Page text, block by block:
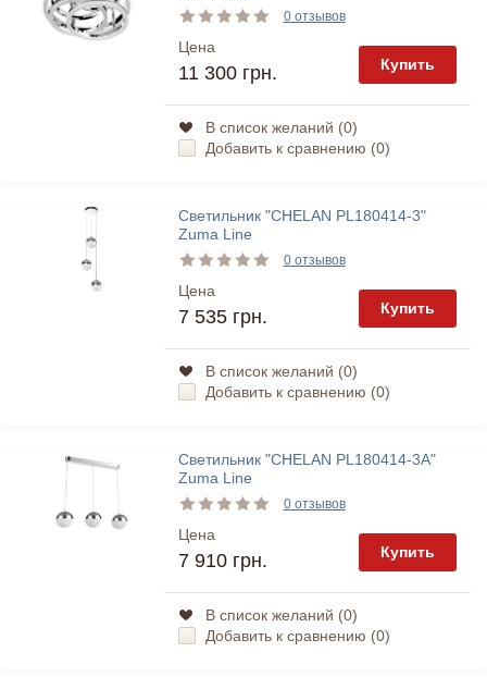
0 отзывов
Цена
11 300 грн. Купить
В список желаний (0)
Добавить к сравнению (0)
Светильник "CHELAN PL180414-3"
Zuma Line
0 отзывов
Цена
7 535 грн. Купить
В список желаний (0)
Добавить к сравнению (0)
Светильник "CHELAN PL180414-3A"
Zuma Line
0 отзывов
Цена
7 910 грн. Купить
В список желаний (0)
Добавить к сравнению (0)